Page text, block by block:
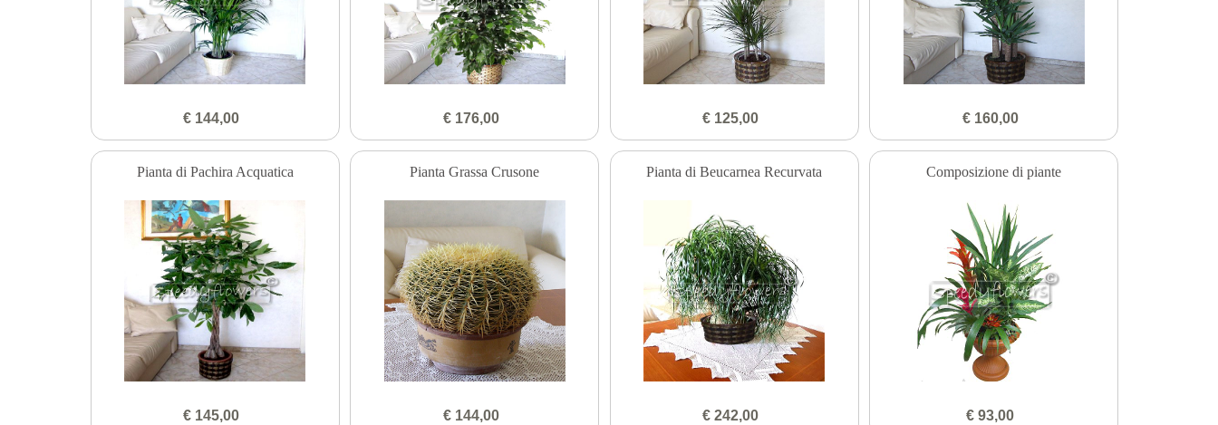
€ 144,00 € 176,00 € 125,00 € 160,00
Pianta di Pachira Acquatica
€ 145,00
Pianta Grassa Crusone
€ 144,00
Pianta di Beucarnea Recurvata
€ 242,00
Composizione di piante
€ 93,00